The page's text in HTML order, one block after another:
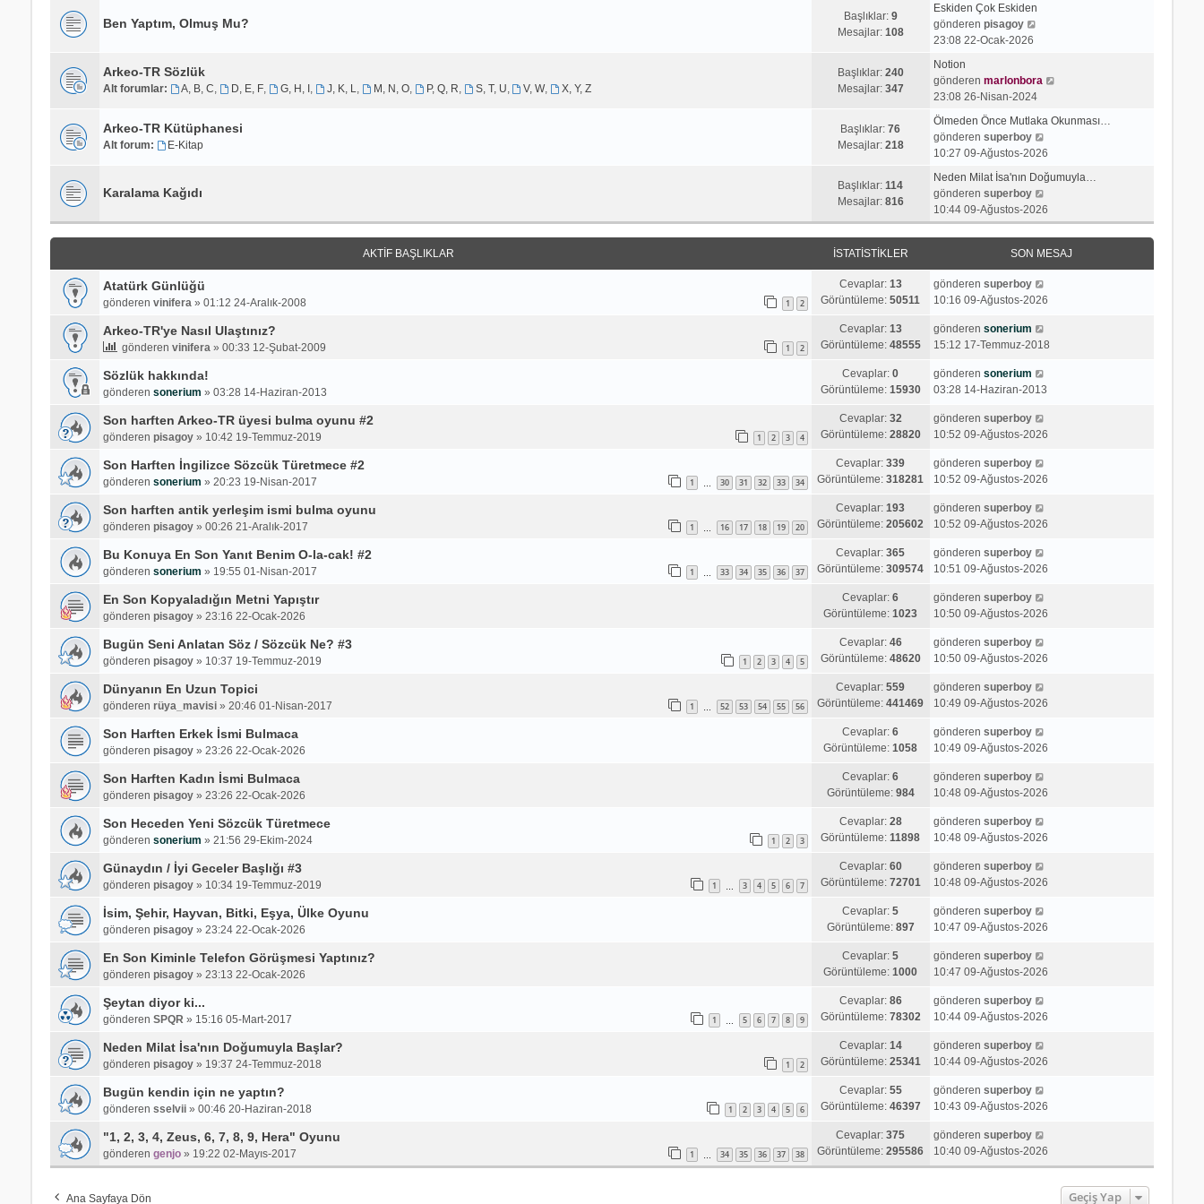
r
n
ü
e
j
ö
ü
n
ü
l
e
Ben Yaptım, Olmuş Mu? Başlıklar: 9
Mesajlar: 108
Eskiden Çok Eskiden
gönderen pisagoy
e
a
j
ı
ö
r
ü
t
l
e
23:08 22-Ocak-2026
Arkeo-TR Sözlük
Alt forumlar: A, B, C, D, E, F, G, H, I , J, K, L, M, N, O, P, Q, R, S, T, U, V, W, X, Y, Z
Başlıklar: 240
Mesajlar: 347
Notion
gönderen marlonbora
m
a
g
ö
r
ü
23:08 26-Nisan-2024
Arkeo-TR Kütüphanesi
Alt forum: E-Kitap
Başlıklar:76
Mesajlar: 218
Ölmeden Önce Mutlaka Okunması…
gönderen superboy
o
m
s
j
ö
n
l
10:27 09-Ağustos-2026
Karalama Kağıdı Başlıklar:114
Mesajlar: 816
Neden Milat İsa'nın Doğumuyla…
gönderen superboy
o
n
m
e
s
j
g
ü
ü
10:44 09-Ağustos-2026
AKTIF BAŞLIKLAR İSTATISTIKLER SON MESAJ
Atatürk Günlüğü
gönderen vinifera» 01:12 24-Aralık-2008 1 2
Cevaplar: 13
Görüntüleme:50511
gönderen superboy
10:16 09-Ağustos-2026
Arkeo-TR'ye Nasıl Ulaştınız?
gönderen vinifera» 00:33 12-Şubat-2009 1 2
Cevaplar: 13
Görüntüleme: 48555
gönderen sonerium
15:12 17-Temmuz-2018
Sözlük hakkında!
gönderen sonerium » 03:28 14-Haziran-2013
Cevaplar:0
Görüntüleme: 15930
gönderen sonerium
03:28 14-Haziran-2013
Son harften Arkeo-TR üyesi bulma oyunu #2
gönderen pisagoy» 10:42 19-Temmuz-2019 1 2 3 4
Cevaplar: 32
Görüntüleme: 28820
gönderen superboy
10:52 09-Ağustos-2026
Son Harften İngilizce Sözcük Türetmece #2
gönderen sonerium » 20:23 19-Nisan-2017 1 30 31 32 33 34
Cevaplar:339
Görüntüleme:318281
gönderen superboy
10:52 09-Ağustos-2026
Son harften antik yerleşim ismi bulma oyunu
gönderen pisagoy» 00:26 21-Aralık-2017 1 16 17 18 19 20
Cevaplar:193
Görüntüleme:205602
gönderen superboy
10:52 09-Ağustos-2026
Bu Konuya En Son Yanıt Benim O-la-cak! #2
gönderen sonerium » 19:55 01-Nisan-2017 1 33 34 35 36 37
Cevaplar:365
Görüntüleme:309574
gönderen superboy
10:51 09-Ağustos-2026
En Son Kopyaladığın Metni Yapıştır
gönderen pisagoy» 23:16 22-Ocak-2026
Cevaplar:6
Görüntüleme:1023
gönderen superboy
10:50 09-Ağustos-2026
Bugün Seni Anlatan Söz / Sözcük Ne? #3
gönderen pisagoy» 10:37 19-Temmuz-2019 1 2 3 4 5
Cevaplar: 46
Görüntüleme: 48620
gönderen superboy
10:50 09-Ağustos-2026
Dünyanın En Uzun Topici
gönderen rüya_mavisi» 20:46 01-Nisan-2017 1 52 53 54 55 56
Cevaplar:559
Görüntüleme:441469
gönderen superboy
10:49 09-Ağustos-2026
Son Harften Erkek İsmi Bulmaca
gönderen pisagoy» 23:26 22-Ocak-2026
Cevaplar:6
Görüntüleme:1058
gönderen superboy
10:49 09-Ağustos-2026
Son Harften Kadın İsmi Bulmaca
gönderen pisagoy» 23:26 22-Ocak-2026
Cevaplar:6
Görüntüleme: 984
gönderen superboy
10:48 09-Ağustos-2026
Son Heceden Yeni Sözcük Türetmece
gönderen sonerium » 21:56 29-Ekim-2024 1 2 3
Cevaplar: 28
Görüntüleme:11898
gönderen superboy
10:48 09-Ağustos-2026
Günaydın / İyi Geceler Başlığı #3
gönderen pisagoy» 10:34 19-Temmuz-2019 1 3 4 5 6 7
Cevaplar: 60
Görüntüleme: 72701
gönderen superboy
10:48 09-Ağustos-2026
İsim, Şehir, Hayvan, Bitki, Eşya, Ülke Oyunu
gönderen pisagoy» 23:24 22-Ocak-2026
Cevaplar:5
Görüntüleme: 897
gönderen superboy
10:47 09-Ağustos-2026
En Son Kiminle Telefon Görüşmesi Yaptınız?
gönderen pisagoy» 23:13 22-Ocak-2026
Cevaplar:5
Görüntüleme:1000
gönderen superboy
10:47 09-Ağustos-2026
Şeytan diyor ki...
gönderen SPQR » 15:16 05-Mart-2017 1 5 6 7 8 9
Cevaplar: 86
Görüntüleme: 78302
gönderen superboy
10:44 09-Ağustos-2026
Neden Milat İsa'nın Doğumuyla Başlar?
gönderen pisagoy» 19:37 24-Temmuz-2018 1 2
Cevaplar: 14
Görüntüleme: 25341
gönderen superboy
10:44 09-Ağustos-2026
Bugün kendin için ne yaptın?
gönderen sselvii» 00:46 20-Haziran-2018 1 2 3 4 5 6
Cevaplar: 55
Görüntüleme: 46397
gönderen superboy
10:43 09-Ağustos-2026
"1, 2, 3, 4, Zeus, 6, 7, 8, 9, Hera" Oyunu
gönderen genjo» 19:22 02-Mayıs-2017 1 34 35 36 37 38
Cevaplar:375
Görüntüleme:295586
gönderen superboy
10:40 09-Ağustos-2026
Ana Sayfaya Dön Geçiş Yap